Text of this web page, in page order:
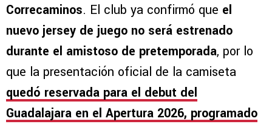
Correcaminos. El club ya confirmó que el
nuevo jersey de juego no será estrenado
durante el amistoso de pretemporada, por lo
que la presentación oficial de la camiseta
quedó reservada para el debut del
Guadalajara en el Apertura 2026, programado